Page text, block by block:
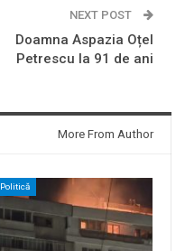
NEXT POST
Doamna Aspazia Oțel
Petrescu la 91 de ani
More From Author
Politică